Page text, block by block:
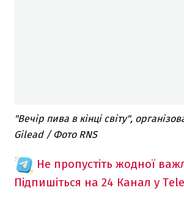
"Вечір пива в кінці світу",
Gilead / Фото RNS
Не пропустіть жодної
Підпишіться на 24 Канал у